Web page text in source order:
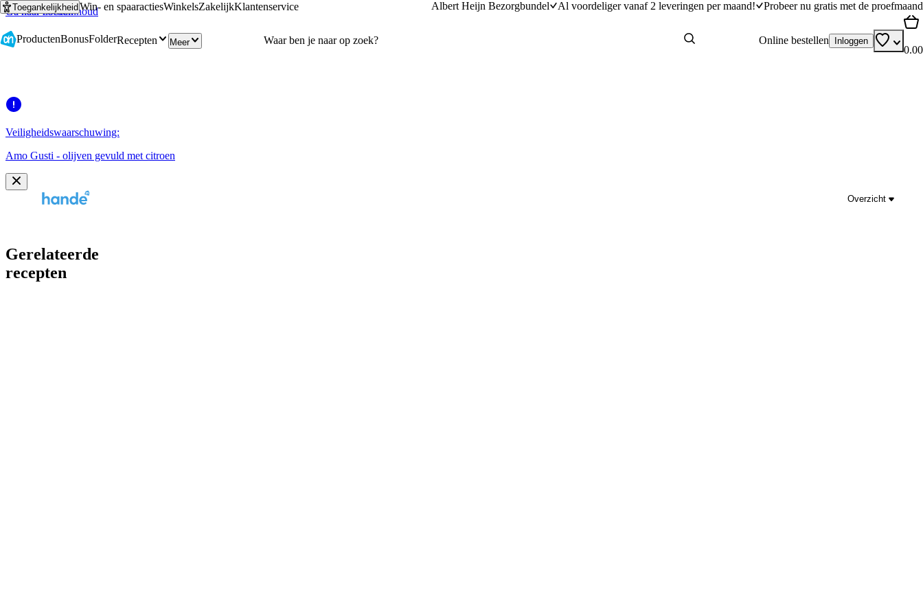
Ga naar hoofdinhoud
Ga naar zoeken
ToegankelijkheidWin- en spaaractiesWinkelsZakelijkKlantenservice Albert Heijn Bezorgbundel Al voordeliger vanaf 2 leveringen per maand! Probeer nu gratis met de proefmaand
ProductenBonusFolderRecepten Meer Online bestellen Inloggen
0.00
Veiligheidswaarschuwing:
Amo Gusti - olijven gevuld met citroen
Overzicht
Gerelateerde
recepten